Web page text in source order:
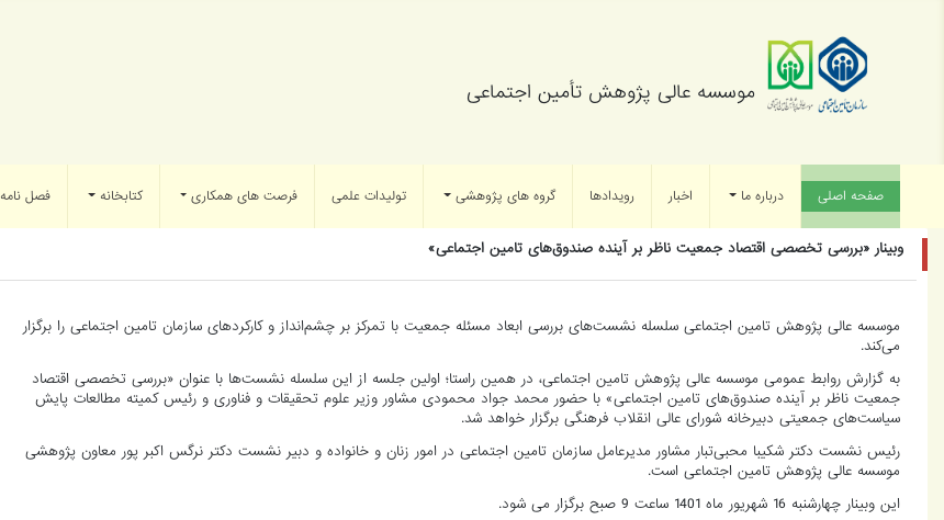
موسسه عالی پژوهش تأمین اجتماعی
صفحه اصلی درباره ما اخبار رویدادها گروه های پژوهشی تولیدات علمی فرصت های همکاری کتابخانه فصل نامه
وبینار «بررسی تخصصی اقتصاد جمعیت ناظر بر آینده صندوق‌های تامین اجتماعی»
موسسه عالی پژوهش تامین اجتماعی سلسله نشست‌های بررسی ابعاد مسئله جمعیت با تمرکز بر چشم‌انداز و کارکردهای سازمان تامین اجتماعی را برگزار
می‌کند.
به گزارش روابط عمومی موسسه عالی پژوهش تامین اجتماعی، در همین راستا؛ اولین جلسه از این سلسله نشست‌ها با عنوان «بررسی تخصصی اقتصاد
جمعیت ناظر بر آینده صندوق‌های تامین اجتماعی» با حضور محمد جواد محمودی مشاور وزیر علوم تحقیقات و فناوری و رئیس کمیته مطالعات پایش
سیاست‌های جمعیتی دبیرخانه شورای عالی انقلاب فرهنگی برگزار خواهد شد.
رئیس نشست دکتر شکیبا محبی‌تبار مشاور مدیرعامل سازمان تامین اجتماعی در امور زنان و خانواده و دبیر نشست دکتر نرگس اکبر پور معاون پژوهشی
موسسه عالی پژوهش تامین اجتماعی است.
این وبینار چهارشنبه 16 شهریور ماه 1401 ساعت 9 صبح برگزار می شود.